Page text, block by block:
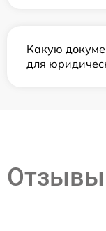
Какую
для
Отзывы